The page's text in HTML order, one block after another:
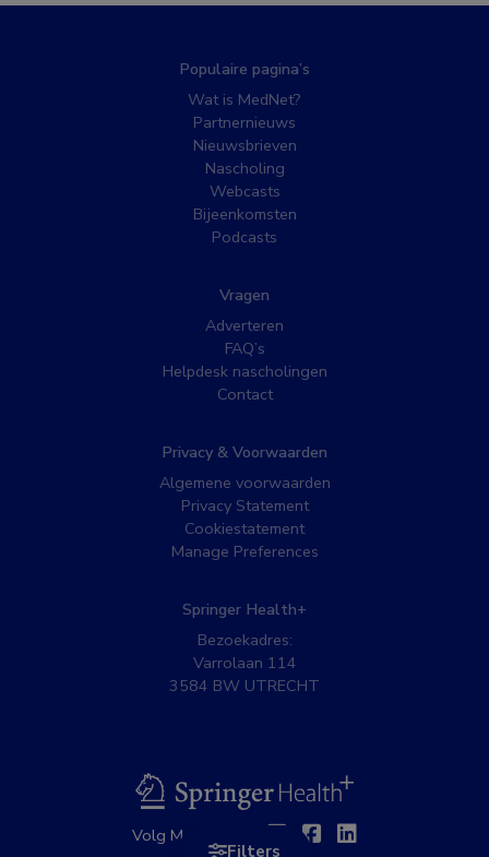
Filters
Populaire pagina’s
Wat is MedNet?
Partnernieuws
Nieuwsbrieven
Nascholing
Webcasts
Bijeenkomsten
Podcasts
Vragen
Adverteren
FAQ’s
Helpdesk nascholingen
Contact
Privacy & Voorwaarden
Algemene voorwaarden
Privacy Statement
Cookiestatement
Manage Preferences
Springer Health+
Bezoekadres:
Varrolaan 114
3584 BW UTRECHT
BSL
Volg MedNet op: TwitterFacebook
Linkedin